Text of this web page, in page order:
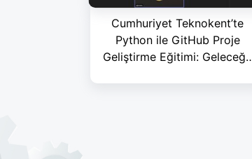
Cumhuriyet Teknokent’te
Python ile GitHub Proje
Geliştirme Eğitimi: Geleceğe